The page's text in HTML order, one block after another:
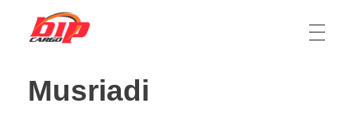
Musriadi